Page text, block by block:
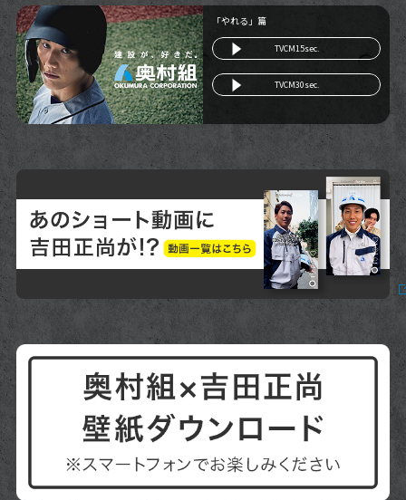
「やれる」篇
TVCM15sec.
TVCM30sec.